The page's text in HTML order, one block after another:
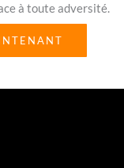
à toute adversité.